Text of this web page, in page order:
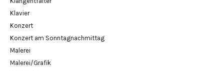
Klavier
Konzert
Konzert am Sonntagnachmittag
Malerei
Malerei/Grafik